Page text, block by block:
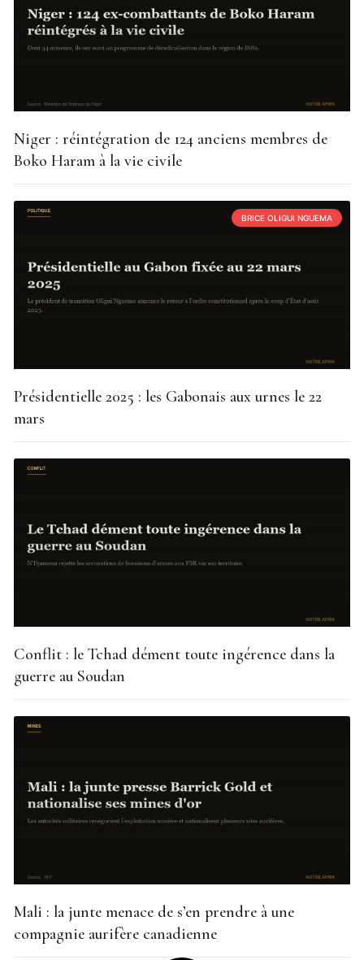
Niger : réintégration de 124 anciens membres de
Boko Haram à la vie civile
BRICE OLIGUI NGUEMA
Présidentielle 2025 : les Gabonais aux urnes le 22
mars
Conflit : le Tchad dément toute ingérence dans la
guerre au Soudan
Mali : la junte menace de s’en prendre à une
compagnie aurifère canadienne